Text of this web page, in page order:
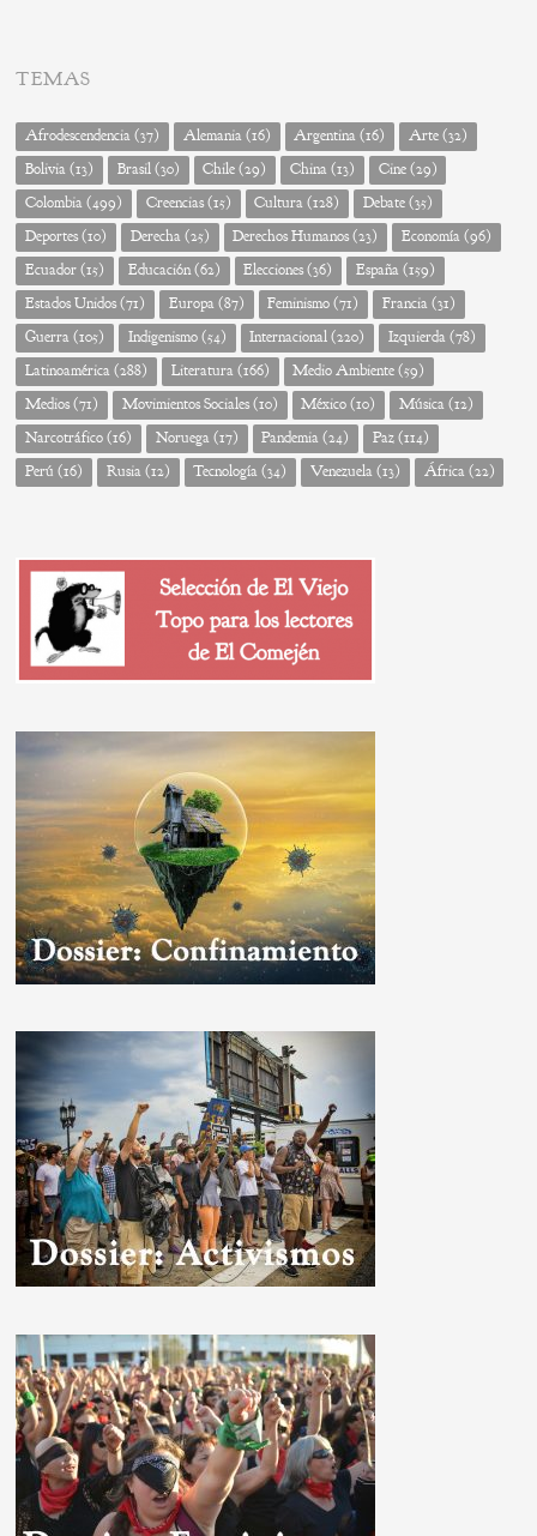
TEMAS
Afrodescendencia(37) Alemania(16) Argentina(16) Arte(32)
Bolivia(13) Brasil(30) Chile(29) China(13) Cine(29)
Colombia(499) Creencias(15) Cultura(128) Debate(35)
Deportes(10) Derecha(25) Derechos Humanos(23) Economía(96)
Ecuador(15) Educación(62) Elecciones(36) España(159)
Estados Unidos(71) Europa(87) Feminismo(71) Francia(31)
Guerra(105) Indigenismo(54) Internacional(220) Izquierda(78)
Latinoamérica(288) Literatura(166) Medio Ambiente(59)
Medios(71) Movimientos Sociales(10) México(10) Música(12)
Narcotráfico(16) Noruega(17) Pandemia(24) Paz(114)
Perú (16) Rusia(12) Tecnología(34) Venezuela(13) África(22)